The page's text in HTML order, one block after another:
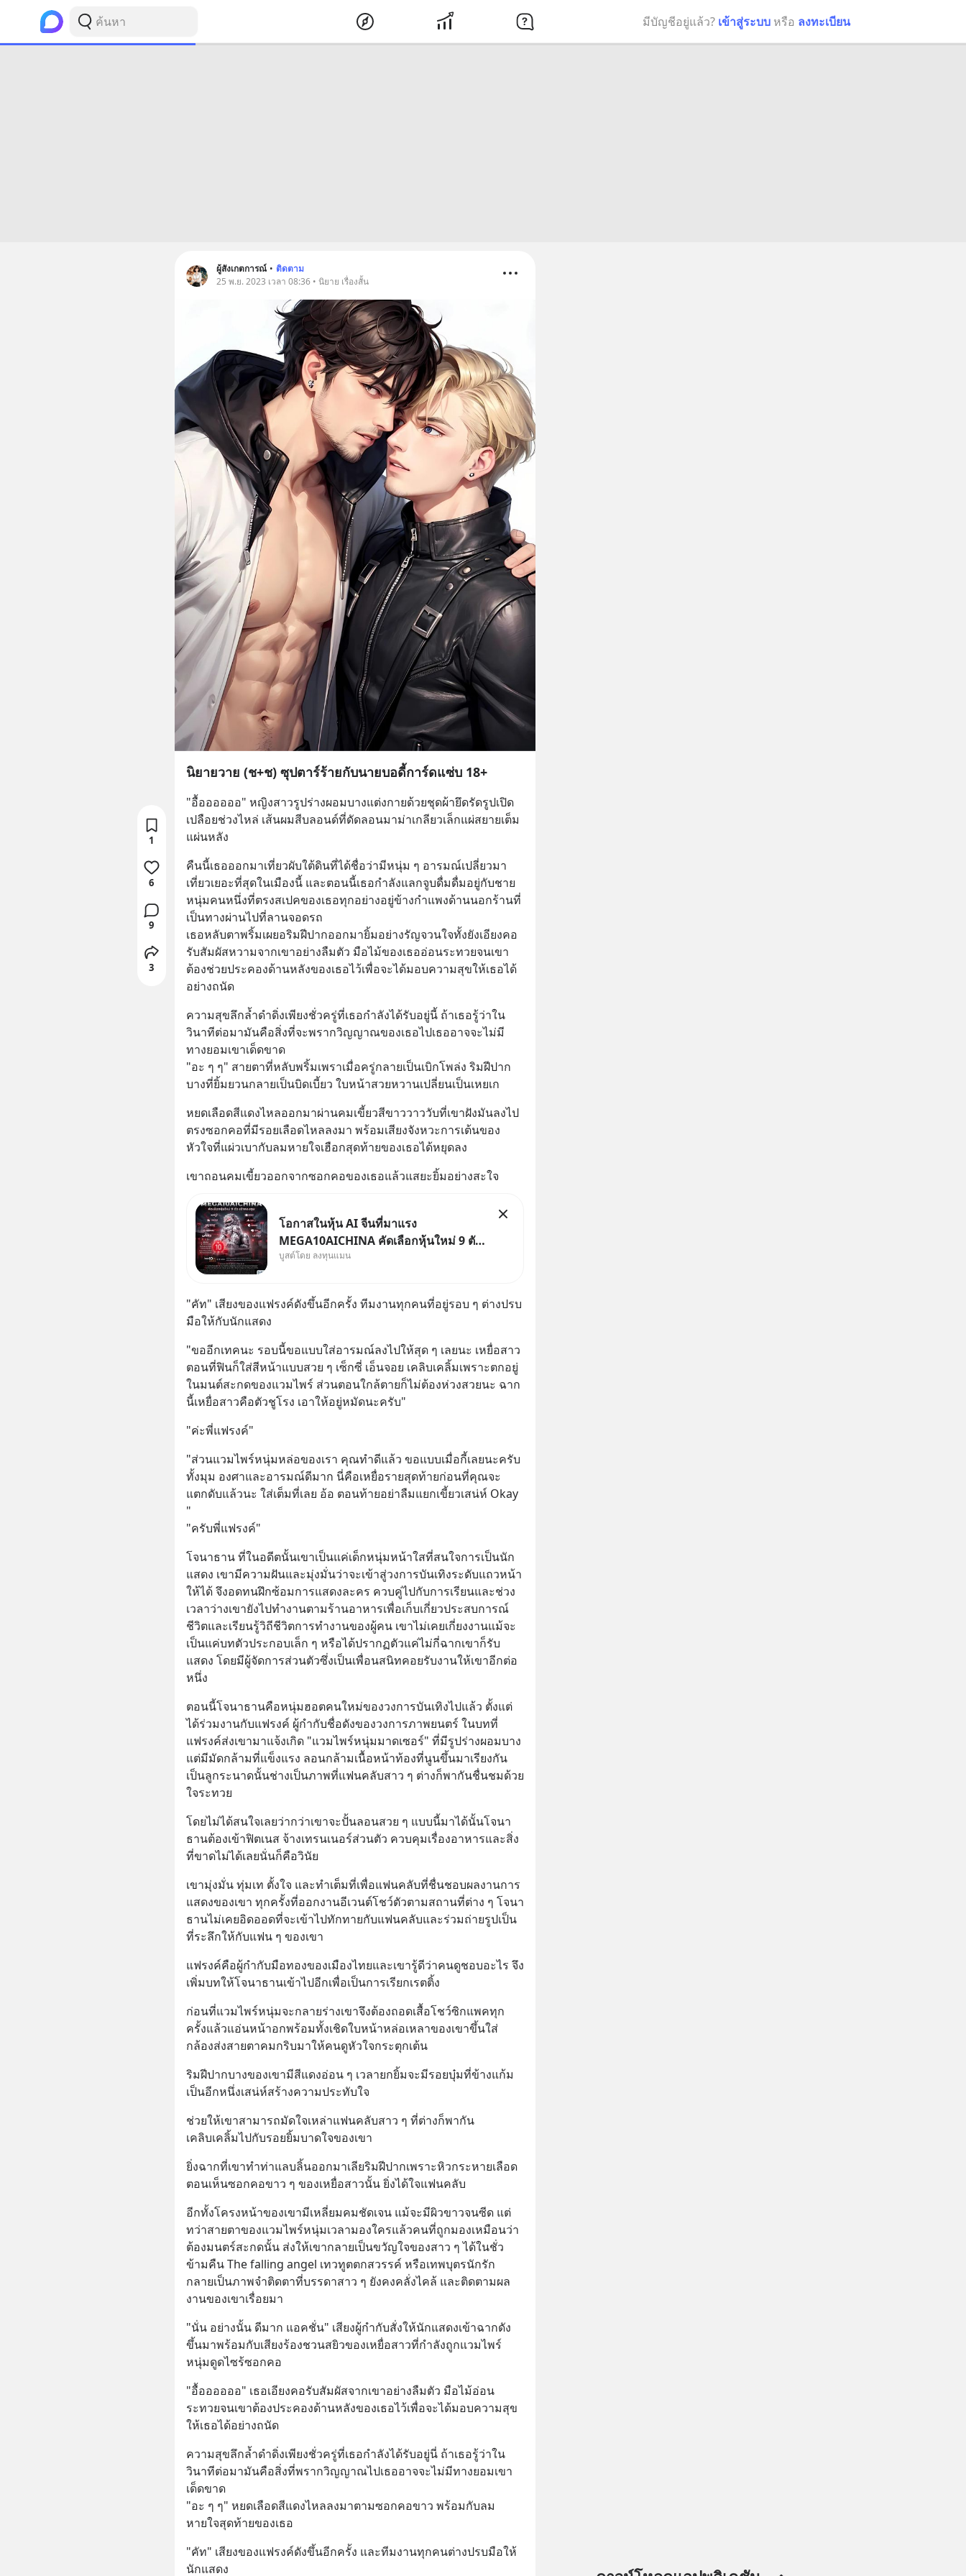
มีบัญชีอยู่แล้ว? เข้าสู่ระบบ หรือ ลงทะเบียน
ผู้สังเกตการณ์ • ติดตาม
25 พ.ย. 2023 เวลา 08:36 • นิยาย เรื่องสั้น
นิยายวาย (ช+ช) ซุปตาร์ร้ายกับนายบอดี้การ์ดแซ่บ 18+
"อื้ออออออ" หญิงสาวรูปร่างผอมบางแต่งกายด้วยชุดผ้ายึดรัดรูปเปิด
เปลือยช่วงไหล่ เส้นผมสีบลอนด์ที่ดัดลอนมาม่าเกลียวเล็กแผ่สยายเต็ม
แผ่นหลัง
คืนนี้เธอออกมาเที่ยวผับใต้ดินที่ได้ชื่อว่ามีหนุ่ม ๆ อารมณ์เปลี่ยวมา
เที่ยวเยอะที่สุดในเมืองนี้ และตอนนี้เธอกำลังแลกจูบดื่มดื่มอยู่กับชาย
หนุ่มคนหนึ่งที่ตรงสเปคของเธอทุกอย่างอยู่ข้างกำแพงด้านนอกร้านที่
เป็นทางผ่านไปที่ลานจอดรถ
เธอหลับตาพริ้มเผยอริมฝีปากออกมายิ้มอย่างรัญจวนใจทั้งยังเอียงคอ
รับสัมผัสหวามจากเขาอย่างลืมตัว มือไม้ของเธออ่อนระทวยจนเขา
ต้องช่วยประคองด้านหลังของเธอไว้เพื่อจะได้มอบความสุขให้เธอได้
อย่างถนัด
ความสุขลึกล้ำดำดิ่งเพียงชั่วครู่ที่เธอกำลังได้รับอยู่นี้ ถ้าเธอรู้ว่าใน
วินาทีต่อมามันคือสิ่งที่จะพรากวิญญาณของเธอไปเธออาจจะไม่มี
ทางยอมเขาเด็ดขาด
"อะ ๆ ๆ" สายตาที่หลับพริ้มเพราเมื่อครู่กลายเป็นเบิกโพล่ง ริมฝีปาก
บางที่ยิ้มยวนกลายเป็นบิดเบี้ยว ใบหน้าสวยหวานเปลี่ยนเป็นเหยเก
หยดเลือดสีแดงไหลออกมาผ่านคมเขี้ยวสีขาววาววับที่เขาฝังมันลงไป
ตรงซอกคอที่มีรอยเลือดไหลลงมา พร้อมเสียงจังหวะการเต้นของ
หัวใจที่แผ่วเบากับลมหายใจเฮือกสุดท้ายของเธอได้หยุดลง
เขาถอนคมเขี้ยวออกจากซอกคอของเธอแล้วแสยะยิ้มอย่างสะใจ
โอกาสในหุ้น AI จีนที่มาแรง
MEGA10AICHINA คัดเลือกหุ้นใหม่ 9 ตัว
เข้ากองทุน.. ครอบคลุมทั้งซัปพลายเชน AI
ลด 50% ค่าธรรมเนียมซื้อ | ยอด 2 ล้าน
บาทขึ้นไป ฟรีค่าธรร
บูสต์โดย ลงทุนแมน
"คัท" เสียงของแฟรงค์ดังขึ้นอีกครั้ง ทีมงานทุกคนที่อยู่รอบ ๆ ต่างปรบ
มือให้กับนักแสดง
"ขออีกเทคนะ รอบนี้ขอแบบใส่อารมณ์ลงไปให้สุด ๆ เลยนะ เหยื่อสาว
ตอนที่ฟินก็ใส่สีหน้าแบบสวย ๆ เซ็กซี่ เอ็นจอย เคลิบเคลิ้มเพราะตกอยู่
ในมนต์สะกดของแวมไพร์ ส่วนตอนใกล้ตายก็ไม่ต้องห่วงสวยนะ ฉาก
นี้เหยื่อสาวคือตัวชูโรง เอาให้อยู่หมัดนะครับ"
"ค่ะพี่แฟรงค์"
"ส่วนแวมไพร์หนุ่มหล่อของเรา คุณทำดีแล้ว ขอแบบเมื่อกี้เลยนะครับ
ทั้งมุม องศาและอารมณ์ดีมาก นี่คือเหยื่อรายสุดท้ายก่อนที่คุณจะ
แตกดับแล้วนะ ใส่เต็มที่เลย อ้อ ตอนท้ายอย่าลืมแยกเขี้ยวเสน่ห์ Okay
"
"ครับพี่แฟรงค์"
โจนาธาน ที่ในอดีตนั้นเขาเป็นแค่เด็กหนุ่มหน้าใสที่สนใจการเป็นนัก
แสดง เขามีความฝันและมุ่งมั่นว่าจะเข้าสู่วงการบันเทิงระดับแถวหน้า
ให้ได้ จึงอดทนฝึกซ้อมการแสดงละคร ควบคู่ไปกับการเรียนและช่วง
เวลาว่างเขายังไปทำงานตามร้านอาหารเพื่อเก็บเกี่ยวประสบการณ์
ชีวิตและเรียนรู้วิถีชีวิตการทำงานของผู้คน เขาไม่เคยเกี่ยงงานแม้จะ
เป็นแค่บทตัวประกอบเล็ก ๆ หรือได้ปรากฏตัวแค่ไม่กี่ฉากเขาก็รับ
แสดง โดยมีผู้จัดการส่วนตัวซึ่งเป็นเพื่อนสนิทคอยรับงานให้เขาอีกต่อ
หนึ่ง
ตอนนี้โจนาธานคือหนุ่มฮอตคนใหม่ของวงการบันเทิงไปแล้ว ตั้งแต่
ได้ร่วมงานกับแฟรงค์ ผู้กำกับชื่อดังของวงการภาพยนตร์ ในบทที่
แฟรงค์ส่งเขามาแจ้งเกิด "แวมไพร์หนุ่มมาดเซอร์" ที่มีรูปร่างผอมบาง
แต่มีมัดกล้ามที่แข็งแรง ลอนกล้ามเนื้อหน้าท้องที่นูนขึ้นมาเรียงกัน
เป็นลูกระนาดนั้นช่างเป็นภาพที่แฟนคลับสาว ๆ ต่างก็พากันชื่นชมด้วย
ใจระทวย
โดยไม่ได้สนใจเลยว่ากว่าเขาจะปั้นลอนสวย ๆ แบบนี้มาได้นั้นโจนา
ธานต้องเข้าฟิตเนส จ้างเทรนเนอร์ส่วนตัว ควบคุมเรื่องอาหารและสิ่ง
ที่ขาดไม่ได้เลยนั่นก็คือวินัย
เขามุ่งมั่น ทุ่มเท ตั้งใจ และทำเต็มที่เพื่อแฟนคลับที่ชื่นชอบผลงานการ
แสดงของเขา ทุกครั้งที่ออกงานอีเวนต์โชว์ตัวตามสถานที่ต่าง ๆ โจนา
ธานไม่เคยอิดออดที่จะเข้าไปทักทายกับแฟนคลับและร่วมถ่ายรูปเป็น
ที่ระลึกให้กับแฟน ๆ ของเขา
แฟรงค์คือผู้กำกับมือทองของเมืองไทยและเขารู้ดีว่าคนดูชอบอะไร จึง
เพิ่มบทให้โจนาธานเข้าไปอีกเพื่อเป็นการเรียกเรตติ้ง
ก่อนที่แวมไพร์หนุ่มจะกลายร่างเขาจึงต้องถอดเสื้อโชว์ซิกแพคทุก
ครั้งแล้วแอ่นหน้าอกพร้อมทั้งเชิดใบหน้าหล่อเหลาของเขาขึ้นใส่
กล้องส่งสายตาคมกริบมาให้คนดูหัวใจกระตุกเต้น
ริมฝีปากบางของเขามีสีแดงอ่อน ๆ เวลายกยิ้มจะมีรอยบุ๋มที่ข้างแก้ม
เป็นอีกหนึ่งเสน่ห์สร้างความประทับใจ
ช่วยให้เขาสามารถมัดใจเหล่าแฟนคลับสาว ๆ ที่ต่างก็พากัน
เคลิบเคลิ้มไปกับรอยยิ้มบาดใจของเขา
ยิ่งฉากที่เขาทำท่าแลบลิ้นออกมาเลียริมฝีปากเพราะหิวกระหายเลือด
ตอนเห็นซอกคอขาว ๆ ของเหยื่อสาวนั้น ยิ่งได้ใจแฟนคลับ
อีกทั้งโครงหน้าของเขามีเหลี่ยมคมชัดเจน แม้จะมีผิวขาวจนซีด แต่
ทว่าสายตาของแวมไพร์หนุ่มเวลามองใครแล้วคนที่ถูกมองเหมือนว่า
ต้องมนตร์สะกดนั้น ส่งให้เขากลายเป็นขวัญใจของสาว ๆ ได้ในชั่ว
ข้ามคืน The falling angel เทวทูตตกสวรรค์ หรือเทพบุตรนักรัก
กลายเป็นภาพจำติดตาที่บรรดาสาว ๆ ยังคงคลั่งไคล้ และติดตามผล
งานของเขาเรื่อยมา
"นั่น อย่างนั้น ดีมาก แอคชั่น" เสียงผู้กำกับสั่งให้นักแสดงเข้าฉากดัง
ขึ้นมาพร้อมกับเสียงร้องชวนสยิวของเหยื่อสาวที่กำลังถูกแวมไพร์
หนุ่มดูดไซร้ซอกคอ
"อื้ออออออ" เธอเอียงคอรับสัมผัสจากเขาอย่างลืมตัว มือไม้อ่อน
ระทวยจนเขาต้องประคองด้านหลังของเธอไว้เพื่อจะได้มอบความสุข
ให้เธอได้อย่างถนัด
ความสุขลึกล้ำดำดิ่งเพียงชั่วครู่ที่เธอกำลังได้รับอยู่นี่ ถ้าเธอรู้ว่าใน
วินาทีต่อมามันคือสิ่งที่พรากวิญญาณไปเธออาจจะไม่มีทางยอมเขา
เด็ดขาด
"อะ ๆ ๆ" หยดเลือดสีแดงไหลลงมาตามซอกคอขาว พร้อมกับลม
หายใจสุดท้ายของเธอ
"คัท" เสียงของแฟรงค์ดังขึ้นอีกครั้ง และทีมงานทุกคนต่างปรบมือให้
นักแสดง
1
6
9
3